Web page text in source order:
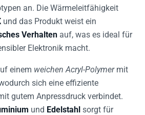
an. Die Wärmeleitfähigkeit
und das Produkt weist ein
Verhalten auf, was es ideal für
Elektronik macht.
einem weichen Acryl-Polymermit
sich eine effiziente
gutem Anpressdruck verbindet.
und Edelstahl sorgt für